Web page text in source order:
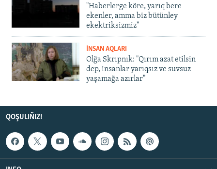
"Haberlerge köre, yarıq bere
ekenler, amma biz bütünley
ekektriksizmiz"
İNSAN AQLARI
Olğa Skrıpnık: "Qırım azat etilsin
dep, insanlar yarıqsız ve suvsuz
yaşamağa azırlar"
QOŞULIÑIZ!